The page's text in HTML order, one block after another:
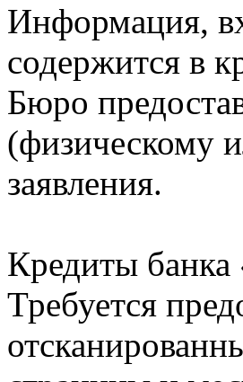
Информация,
содержится в
Бюро
(физическому
заявления.
Кредиты банка
Требуется